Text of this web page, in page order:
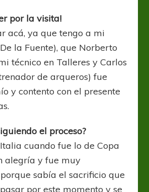
por la visita!
acá, ya que tengo a mi
la Fuente), que Norberto
técnico en Talleres y Carlos
de arqueros) fue
y contento con el presente
el proceso?
cuando fue lo de Copa
alegría y fue muy
sabía el sacrificio que
por este momento y se